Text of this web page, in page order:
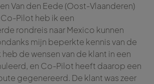
Van den Eede (Oost-Vlaanderen)
Pilot heb ik een
rondreis naar Mexico kunnen
mijn beperkte kennis van de
de wensen van de klant in een
en Co-Pilot heeft daarop een
gegenereerd. De klant was zeer